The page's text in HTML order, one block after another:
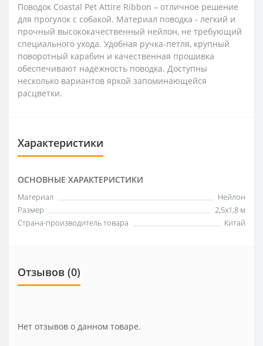
Поводок Coastal Pet Attire Ribbon – отличное решение
для прогулок с собакой. Материал поводка - легкий и
прочный высококачественный нейлон, не требующий
специального ухода. Удобная ручка-петля, крупный
поворотный карабин и качественная прошивка
обеспечивают надёжность поводка. Доступны
несколько вариантов яркой запоминающейся
расцветки.
Характеристики
ОСНОВНЫЕ ХАРАКТЕРИСТИКИ
Материал
Нейлон
Размер
2,5х1,8 м
Страна-производитель товара
Китай
Отзывов (0)
Нет отзывов о данном товаре.